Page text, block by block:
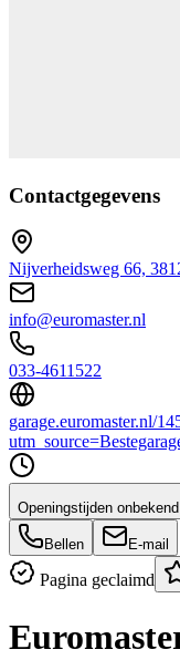
Contactgegevens
Nijverheidsweg 66,
info@euromaster.nl
033-4611522
garage.euromaster.nl/
Openingstijden onbekend
Bellen E-mail
Pagina geclaimd